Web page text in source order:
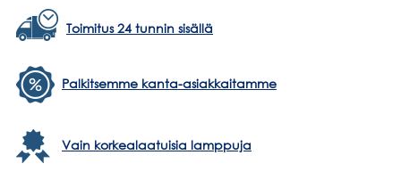
Toimitus 24 tunnin sisällä
Palkitsemme kanta-asiakkaitamme
Vain korkealaatuisia lamppuja